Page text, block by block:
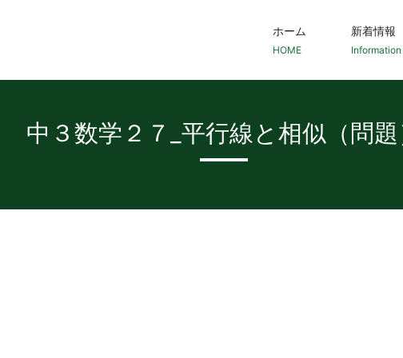
ホーム
HOME
新着情報
Information
中３数学２７_平行線と相似（問